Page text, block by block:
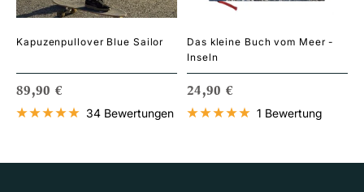
Kapuzenpullover Blue Sailor
ANGEBOTSPREIS
89,90 €
34 Bewertungen
Das kleine Buch vom Meer -
Inseln
ANGEBOTSPREIS
24,90 €
1 Bewertung